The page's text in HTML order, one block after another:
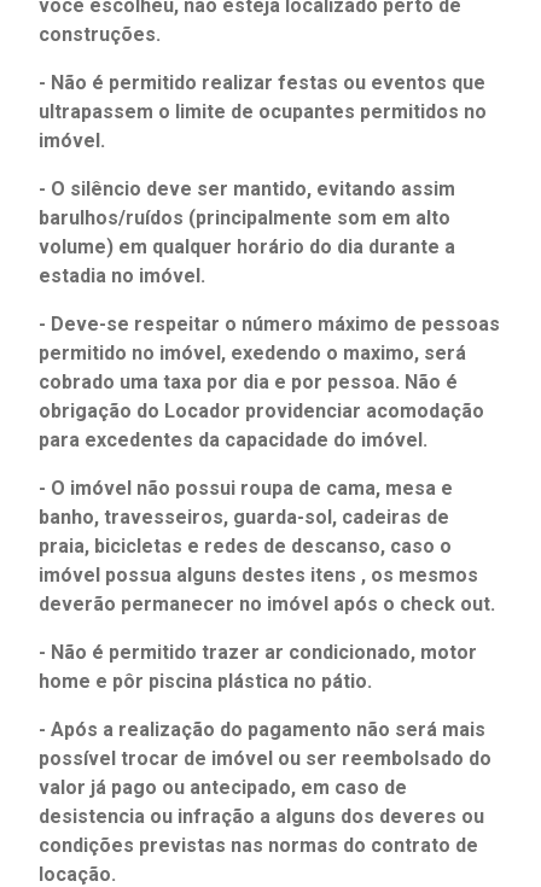
você escolheu, não esteja localizado perto de
construções.
- Não é permitido realizar festas ou eventos que
ultrapassem o limite de ocupantes permitidos no
imóvel.
- O silêncio deve ser mantido, evitando assim
barulhos/ruídos (principalmente som em alto
volume) em qualquer horário do dia durante a
estadia no imóvel.
- Deve-se respeitar o número máximo de pessoas
permitido no imóvel, exedendo o maximo, será
cobrado uma taxa por dia e por pessoa. Não é
obrigação do Locador providenciar acomodação
para excedentes da capacidade do imóvel.
- O imóvel não possui roupa de cama, mesa e
banho, travesseiros, guarda-sol, cadeiras de
praia, bicicletas e redes de descanso, caso o
imóvel possua alguns destes itens , os mesmos
deverão permanecer no imóvel após o check out.
- Não é permitido trazer ar condicionado, motor
home e pôr piscina plástica no pátio.
- Após a realização do pagamento não será mais
possível trocar de imóvel ou ser reembolsado do
valor já pago ou antecipado, em caso de
desistencia ou infração a alguns dos deveres ou
condições previstas nas normas do contrato de
locação.